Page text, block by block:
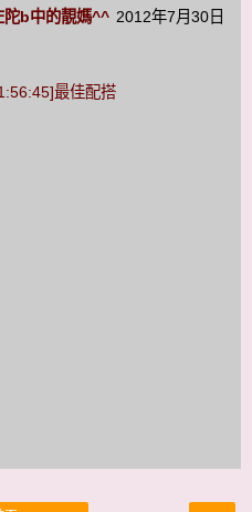
陀b中的靚媽^^ 2012年7月30日
最佳配搭